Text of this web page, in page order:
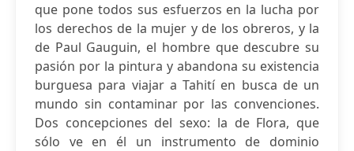
que pone todos sus esfuerzos en la lucha por
los derechos de la mujer y de los obreros, y la
de Paul Gauguin, el hombre que descubre su
pasión por la pintura y abandona su existencia
burguesa para viajar a Tahití en busca de un
mundo sin contaminar por las convenciones.
Dos concepciones del sexo: la de Flora, que
sólo ve en él un instrumento de dominio